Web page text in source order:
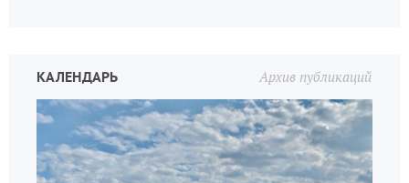
Архив публикаций
КАЛЕНДАРЬ